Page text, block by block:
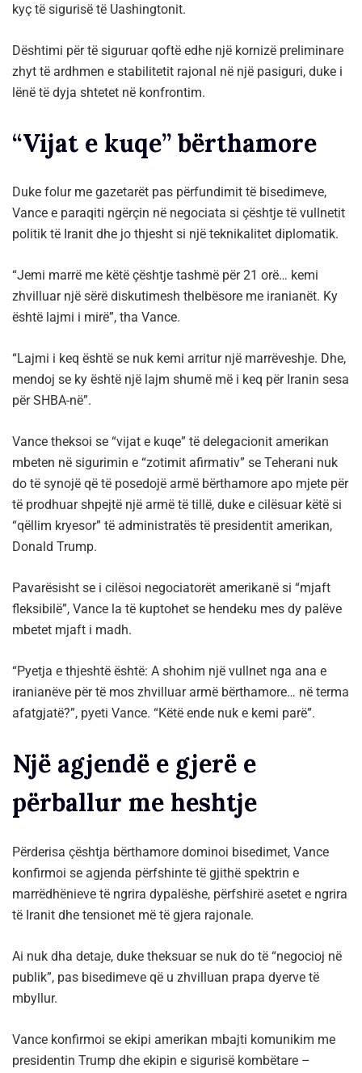
kyç të sigurisë të Uashingtonit.
Dështimi për të siguruar qoftë edhe një kornizë preliminare
zhyt të ardhmen e stabilitetit rajonal në një pasiguri, duke i
lënë të dyja shtetet në konfrontim.
“Vijat e kuqe” bërthamore
Duke folur me gazetarët pas përfundimit të bisedimeve,
Vance e paraqiti ngërçin në negociata si çështje të vullnetit
politik të Iranit dhe jo thjesht si një teknikalitet diplomatik.
“Jemi marrë me këtë çështje tashmë për 21 orë… kemi
zhvilluar një sërë diskutimesh thelbësore me iranianët. Ky
është lajmi i mirë”, tha Vance.
“Lajmi i keq është se nuk kemi arritur një marrëveshje. Dhe,
mendoj se ky është një lajm shumë më i keq për Iranin sesa
për SHBA-në”.
Vance theksoi se “vijat e kuqe” të delegacionit amerikan
mbeten në sigurimin e “zotimit afirmativ” se Teherani nuk
do të synojë që të posedojë armë bërthamore apo mjete për
të prodhuar shpejtë një armë të tillë, duke e cilësuar këtë si
“qëllim kryesor” të administratës të presidentit amerikan,
Donald Trump.
Pavarësisht se i cilësoi negociatorët amerikanë si “mjaft
fleksibilë”, Vance la të kuptohet se hendeku mes dy palëve
mbetet mjaft i madh.
“Pyetja e thjeshtë është: A shohim një vullnet nga ana e
iranianëve për të mos zhvilluar armë bërthamore… në terma
afatgjatë?”, pyeti Vance. “Këtë ende nuk e kemi parë”.
Një agjendë e gjerë e
përballur me heshtje
Përderisa çështja bërthamore dominoi bisedimet, Vance
konfirmoi se agjenda përfshinte të gjithë spektrin e
marrëdhënieve të ngrira dypalëshe, përfshirë asetet e ngrira
të Iranit dhe tensionet më të gjera rajonale.
Ai nuk dha detaje, duke theksuar se nuk do të “negocioj në
publik”, pas bisedimeve që u zhvilluan prapa dyerve të
mbyllur.
Vance konfirmoi se ekipi amerikan mbajti komunikim me
presidentin Trump dhe ekipin e sigurisë kombëtare –